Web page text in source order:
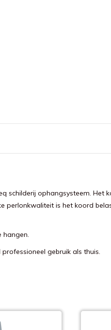
schilderij ophangsysteem. Het
perlonkwaliteit is het koord
hangen.
gebruik als thuis.